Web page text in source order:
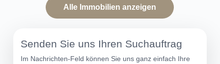
Alle Immobilien anzeigen
Senden Sie uns Ihren Suchauftrag
Im Nachrichten-Feld können Sie uns ganz einfach Ihre